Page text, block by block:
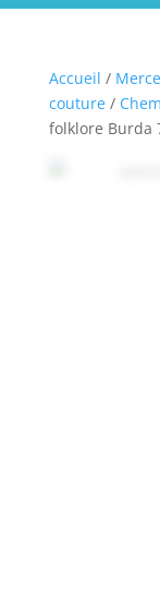
Accueil /
couture/
folklore Burda